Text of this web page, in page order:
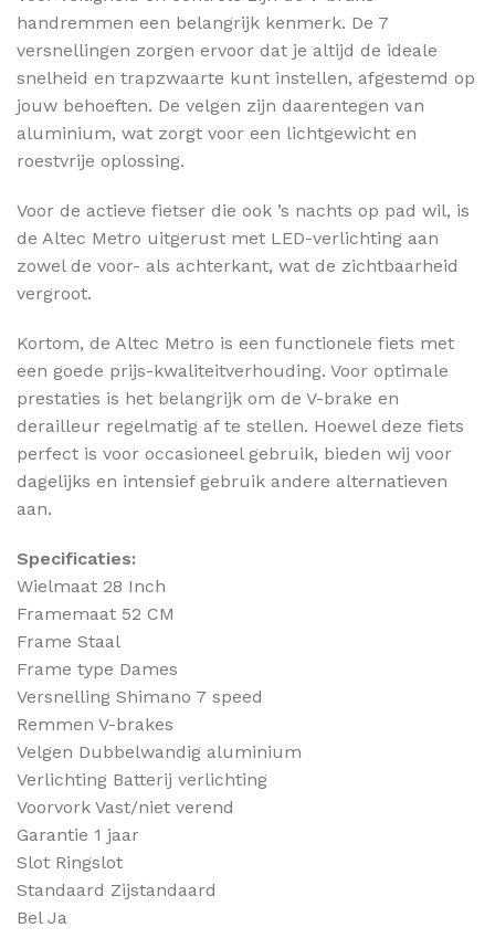
handremmen een belangrijk kenmerk. De 7
versnellingen zorgen ervoor dat je altijd de ideale
snelheid en trapzwaarte kunt instellen, afgestemd op
jouw behoeften. De velgen zijn daarentegen van
aluminium, wat zorgt voor een lichtgewicht en
roestvrije oplossing.
Voor de actieve fietser die ook ’s nachts op pad wil, is
de Altec Metro uitgerust met LED-verlichting aan
zowel de voor- als achterkant, wat de zichtbaarheid
vergroot.
Kortom, de Altec Metro is een functionele fiets met
een goede prijs-kwaliteitverhouding. Voor optimale
prestaties is het belangrijk om de V-brake en
derailleur regelmatig af te stellen. Hoewel deze fiets
perfect is voor occasioneel gebruik, bieden wij voor
dagelijks en intensief gebruik andere alternatieven
aan.
Specificaties:
Wielmaat 28 Inch
Framemaat 52 CM
Frame Staal
Frame type Dames
Versnelling Shimano 7 speed
Remmen V-brakes
Velgen Dubbelwandig aluminium
Verlichting Batterij verlichting
Voorvork Vast/niet verend
Garantie 1 jaar
Slot Ringslot
Standaard Zijstandaard
Bel Ja